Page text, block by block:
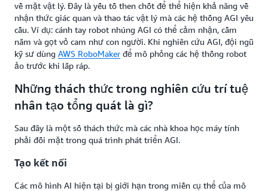
về mặt vật lý. Đây là yếu tố then chốt để thể hiện khả năng về
nhận thức giác quan và thao tác vật lý mà các hệ thống AGI yêu
cầu. Ví dụ: cánh tay robot nhúng AGI có thể cảm nhận, cầm
nắm và gọt vỏ cam như con người. Khi nghiên cứu AGI, đội ngũ
kỹ sư dùng AWS RoboMaker để mô phỏng các hệ thống robot
ảo trước khi lắp ráp.
Những thách thức trong nghiên cứu trí tuệ
nhân tạo tổng quát là gì?
Sau đây là một số thách thức mà các nhà khoa học máy tính
phải đối mặt trong quá trình phát triển AGI.
Tạo kết nối
Các mô hình AI hiện tại bị giới hạn trong miền cụ thể của mô